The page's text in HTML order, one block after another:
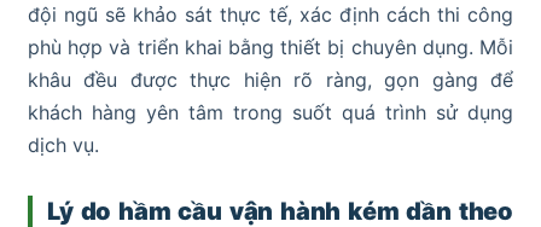
đội ngũ sẽ khảo sát thực tế, xác định cách thi công
phù hợp và triển khai bằng thiết bị chuyên dụng. Mỗi
khâu đều được thực hiện rõ ràng, gọn gàng để
khách hàng yên tâm trong suốt quá trình sử dụng
dịch vụ.
Lý do hầm cầu vận hành kém dần theo